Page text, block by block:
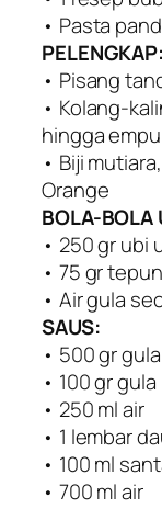
• Pasta
PELENGKAP:
• Pisang
• Kolang-
hingga
• Biji
Orange
BOLA-BOLA
• 250 gr ubi
• 75 gr
• Air gula
SAUS:
• 500 gr
• 100 gr
• 250 ml air
• 1 lembar
• 100 ml
• 700 ml air